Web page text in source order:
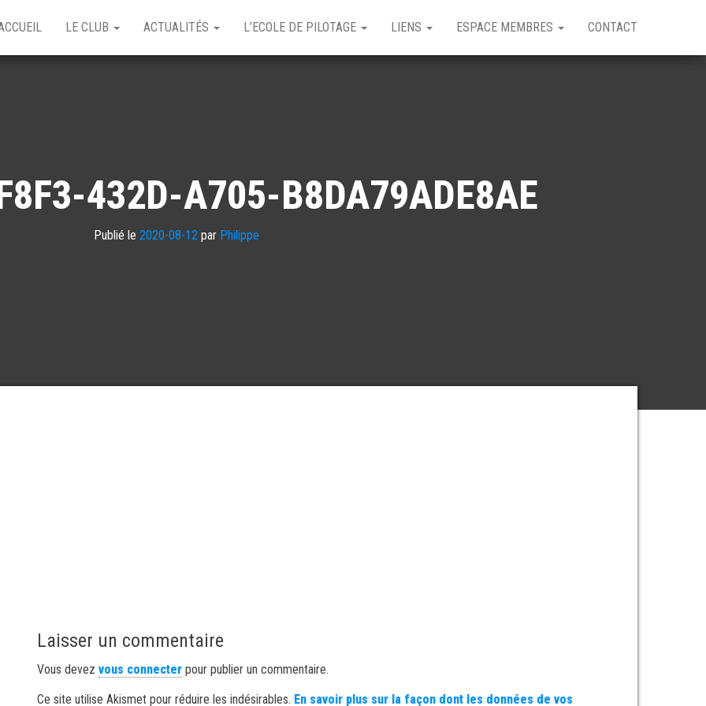
LE CLUB ACTUALITÉS L’ECOLE DE PILOTAGE LIENS ESPACE MEMBRES CONTACT
432D-A705-B8DA79ADE8AE
Publié le 2020-08-12 par Philippe
Laisser un commentaire
Vous devezvous connecter pour publier un commentaire.
Ce site utilise Akismet pour réduire les indésirables. En savoir plus sur la façon dont les données de vos